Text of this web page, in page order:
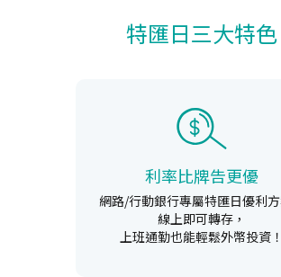
特匯日三大特色
利率比牌告更優
網路/行動銀行專屬特匯日優利方
線上即可轉存，
上班通勤也能輕鬆外幣投資！